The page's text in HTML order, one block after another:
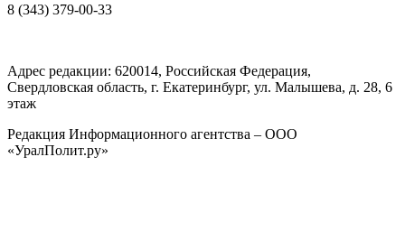
8 (343) 379-00-33
Адрес редакции: 620014, Российская Федерация,
Свердловская область, г. Екатеринбург, ул. Малышева, д. 28, 6
этаж
Редакция Информационного агентства – ООО
«УралПолит.ру»